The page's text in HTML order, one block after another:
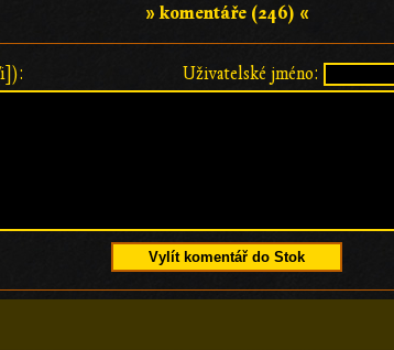
» komentáře (246) «
Uživatelské jméno:
i]):
Vylít komentář do Stok